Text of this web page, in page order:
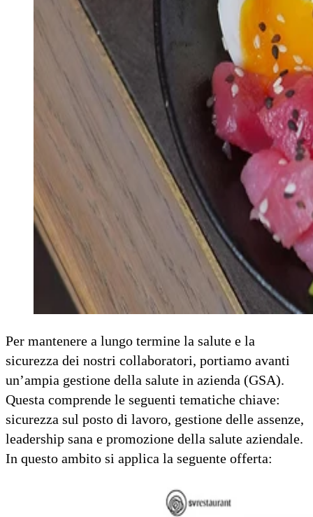
Per mantenere a lungo termine la salute e la
sicurezza dei nostri collaboratori, portiamo avanti
un’ampia gestione della salute in azienda (GSA).
Questa comprende le seguenti tematiche chiave:
sicurezza sul posto di lavoro, gestione delle assenze,
leadership sana e promozione della salute aziendale.
In questo ambito si applica la seguente offerta: